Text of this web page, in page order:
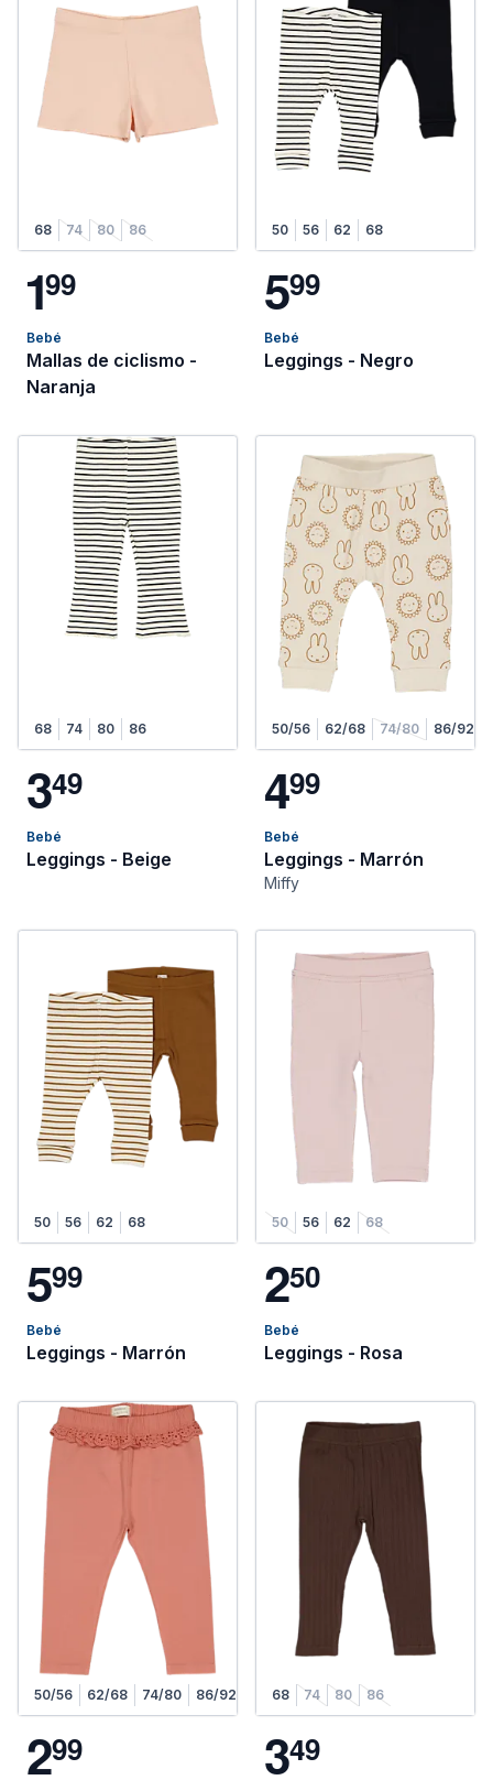
68 74 80 86
199
Bebé
Mallas de ciclismo -
Naranja
50 56 62 68
599
Bebé
Leggings - Negro
68 74 80 86
349
Bebé
Leggings - Beige
50/56 62/68 74/80 86/92
499
Bebé
Leggings - Marrón
Miffy
50 56 62 68
599
Bebé
Leggings - Marrón
50 56 62 68
250
Bebé
Leggings - Rosa
50/56 62/68 74/80 86/92 98/104
299
68 74 80 86
349